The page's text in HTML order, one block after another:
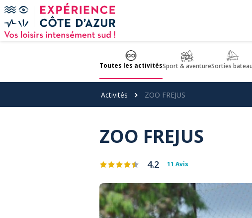
Panneau de gestion des cookies
Toutes les activitésSport & aventureSorties bateau
Activités ZOO FREJUS
ZOO FREJUS
4.2 11 Avis